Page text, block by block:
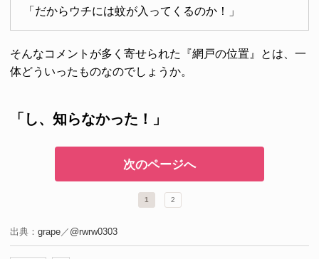
「だからウチには蚊が入ってくるのか！」
そんなコメントが多く寄せられた『網戸の位置』とは、一
体どういったものなのでしょうか。
「し、知らなかった！」
次のページへ
1 2
出典： grape ／ @rwrw0303